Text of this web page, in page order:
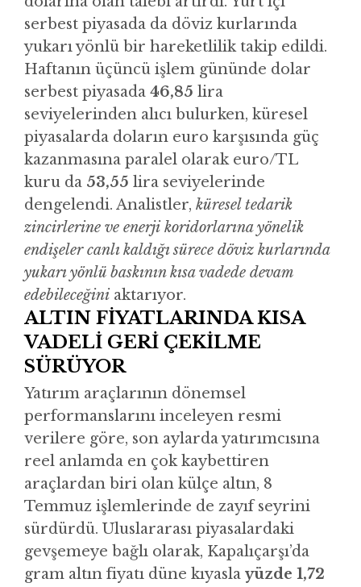
serbest piyasada da döviz kurlarında
yukarı yönlü bir hareketlilik takip edildi.
Haftanın üçüncü işlem gününde dolar
serbest piyasada 46,85 lira
seviyelerinden alıcı bulurken, küresel
piyasalarda doların euro karşısında güç
kazanmasına paralel olarak euro/TL
kuru da 53,55 lira seviyelerinde
dengelendi. Analistler, küresel tedarik
zincirlerine ve enerji koridorlarına yönelik
endişeler canlı kaldığı sürece döviz kurlarında
yukarı yönlü baskının kısa vadede devam
edebileceğiniaktarıyor.
ALTIN FİYATLARINDA KISA
VADELİ GERİ ÇEKİLME
SÜRÜYOR
Yatırım araçlarının dönemsel
performanslarını inceleyen resmi
verilere göre, son aylarda yatırımcısına
reel anlamda en çok kaybettiren
araçlardan biri olan külçe altın, 8
Temmuz işlemlerinde de zayıf seyrini
sürdürdü. Uluslararası piyasalardaki
gevşemeye bağlı olarak, Kapalıçarşı’da
gram altın fiyatı düne kıyasla yüzde 1,72